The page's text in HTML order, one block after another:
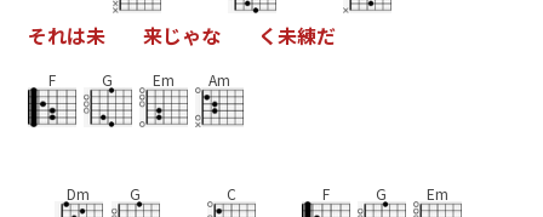
それは未 来じゃな く未練だ
F G Em Am
Dm G C F G Em